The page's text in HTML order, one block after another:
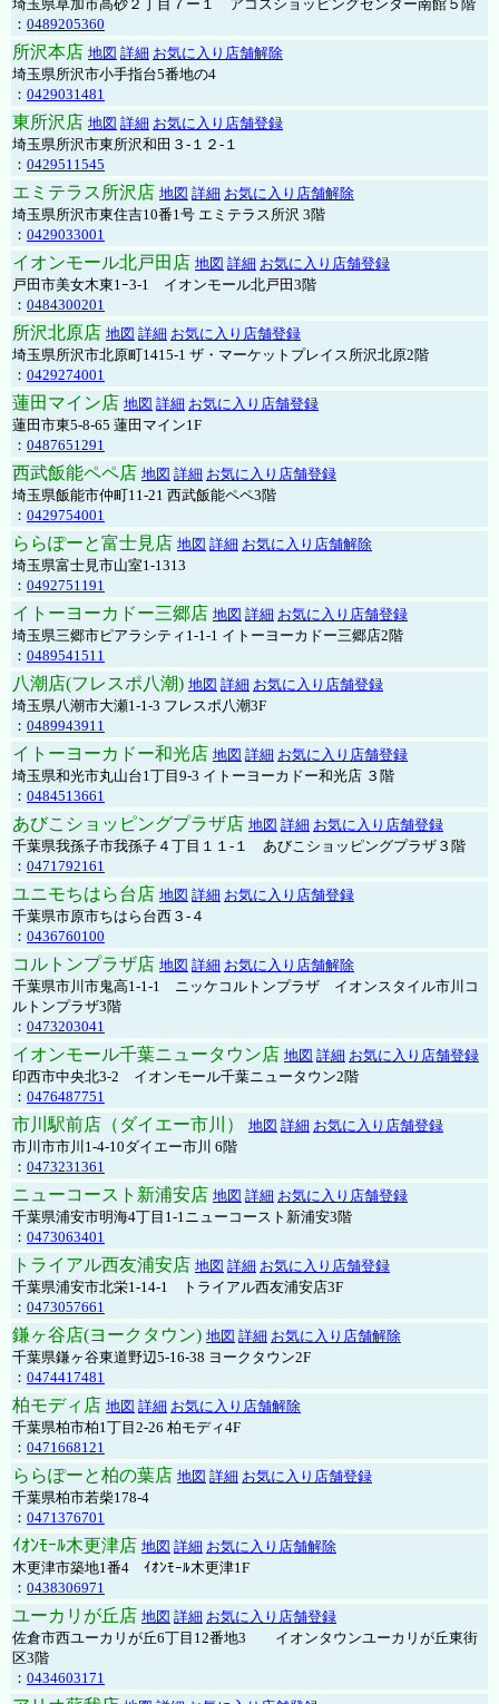
埼玉県草加市高砂２丁目７ー１ アコスショッピングセンター南館５階
： 0489205360
所沢本店 地図 詳細 お気に入り店舗解除
埼玉県所沢市小手指台5番地の4
： 0429031481
東所沢店 地図 詳細 お気に入り店舗登録
埼玉県所沢市東所沢和田３-１２-１
： 0429511545
エミテラス所沢店 地図 詳細 お気に入り店舗解除
埼玉県所沢市東住吉10番1号 エミテラス所沢 3階
： 0429033001
イオンモール北戸田店 地図 詳細 お気に入り店舗登録
戸田市美女木東1ｰ3‐1 イオンモール北戸田3階
： 0484300201
所沢北原店 地図 詳細 お気に入り店舗登録
埼玉県所沢市北原町1415-1 ザ・マーケットプレイス所沢北原2階
： 0429274001
蓮田マイン店 地図 詳細 お気に入り店舗登録
蓮田市東5-8-65 蓮田マイン1F
： 0487651291
西武飯能ペペ店 地図 詳細 お気に入り店舗登録
埼玉県飯能市仲町11-21 西武飯能ペペ3階
： 0429754001
ららぽーと富士見店 地図 詳細 お気に入り店舗解除
埼玉県富士見市山室1-1313
： 0492751191
イトーヨーカドー三郷店 地図 詳細 お気に入り店舗登録
埼玉県三郷市ピアラシティ1-1-1 イトーヨーカドー三郷店2階
： 0489541511
八潮店(フレスポ八潮) 地図 詳細 お気に入り店舗登録
埼玉県八潮市大瀬1-1-3 フレスポ八潮3F
： 0489943911
イトーヨーカドー和光店 地図 詳細 お気に入り店舗登録
埼玉県和光市丸山台1丁目9-3 イトーヨーカドー和光店 ３階
： 0484513661
あびこショッピングプラザ店 地図 詳細 お気に入り店舗登録
千葉県我孫子市我孫子４丁目１１-１ あびこショッピングプラザ３階
： 0471792161
ユニモちはら台店 地図 詳細 お気に入り店舗登録
千葉県市原市ちはら台西３-４
： 0436760100
コルトンプラザ店 地図 詳細 お気に入り店舗解除
千葉県市川市鬼高1-1-1 ニッケコルトンプラザ イオンスタイル市川コ
ルトンプラザ3階
： 0473203041
イオンモール千葉ニュータウン店 地図 詳細 お気に入り店舗登録
印西市中央北3-2 イオンモール千葉ニュータウン2階
： 0476487751
市川駅前店（ダイエー市川） 地図 詳細 お気に入り店舗登録
市川市市川1-4-10ダイエー市川 6階
： 0473231361
ニューコースト新浦安店 地図 詳細 お気に入り店舗登録
千葉県浦安市明海4丁目1-1ニューコースト新浦安3階
： 0473063401
トライアル西友浦安店 地図 詳細 お気に入り店舗登録
千葉県浦安市北栄1-14-1 トライアル西友浦安店3F
： 0473057661
鎌ヶ谷店(ヨークタウン) 地図 詳細 お気に入り店舗解除
千葉県鎌ヶ谷東道野辺5-16-38 ヨークタウン2F
： 0474417481
柏モディ店 地図 詳細 お気に入り店舗解除
千葉県柏市柏1丁目2-26 柏モディ4F
： 0471668121
ららぽーと柏の葉店 地図 詳細 お気に入り店舗登録
千葉県柏市若柴178-4
： 0471376701
ｲｵﾝﾓｰﾙ木更津店 地図 詳細 お気に入り店舗解除
木更津市築地1番4 ｲｵﾝﾓｰﾙ木更津1F
： 0438306971
ユーカリが丘店 地図 詳細 お気に入り店舗登録
佐倉市西ユーカリが丘6丁目12番地3 イオンタウンユーカリが丘東街
区3階
： 0434603171